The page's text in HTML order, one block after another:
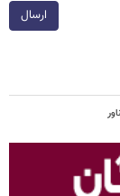
ارسال